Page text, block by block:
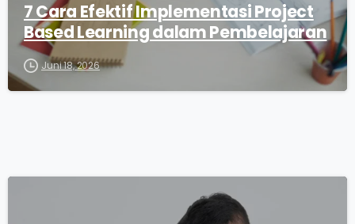
7 Cara Efektif Implementasi Project
Based Learning dalam Pembelajaran
Juni 18, 2026